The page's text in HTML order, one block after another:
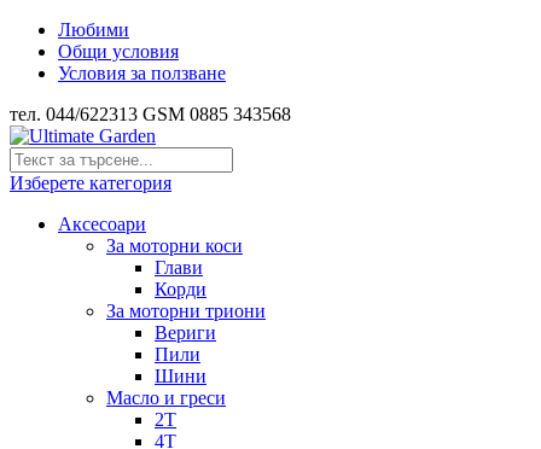
Любими
Общи условия
Условия за ползване
тел. 044/622313 GSM 0885 343568
Изберете категория
Аксесоари
За моторни коси
Глави
Корди
За моторни триони
Вериги
Пили
Шини
Масло и греси
2Т
4Т